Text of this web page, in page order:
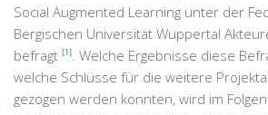
Social Augmented Learning unter der
Bergischen Universität Wuppertal
befragt [1]. Welche Ergebnisse diese
welche Schlüsse für die weitere
gezogen werden konnten, wird im